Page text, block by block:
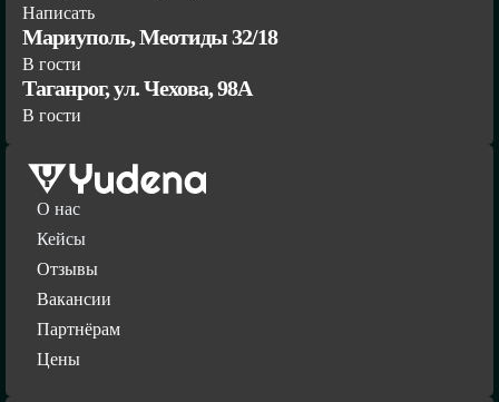
Написать
Мариуполь, Меотиды 32/18
В гости
Таганрог, ул. Чехова, 98А
В гости
О нас
Кейсы
Отзывы
Вакансии
Партнёрам
Цены